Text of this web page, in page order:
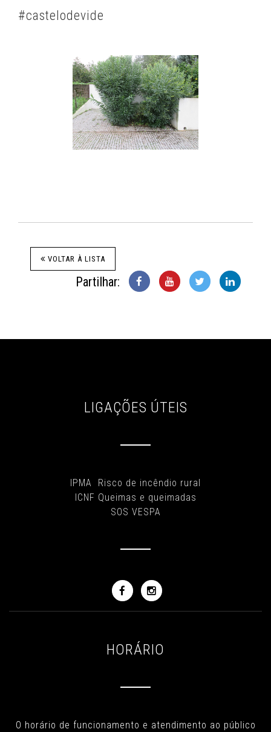
#castelodevide
VOLTAR À LISTA
Partilhar:
LIGAÇÕES ÚTEIS
IPMA Risco de incêndio rural
ICNF Queimas e queimadas
SOS VESPA
HORÁRIO
O horário de funcionamento e atendimento ao público